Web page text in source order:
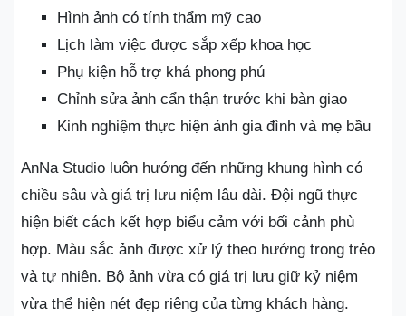
Hình ảnh có tính thẩm mỹ cao
Lịch làm việc được sắp xếp khoa học
Phụ kiện hỗ trợ khá phong phú
Chỉnh sửa ảnh cẩn thận trước khi bàn giao
Kinh nghiệm thực hiện ảnh gia đình và mẹ bầu
AnNa Studio luôn hướng đến những khung hình có
chiều sâu và giá trị lưu niệm lâu dài. Đội ngũ thực
hiện biết cách kết hợp biểu cảm với bối cảnh phù
hợp. Màu sắc ảnh được xử lý theo hướng trong trẻo
và tự nhiên. Bộ ảnh vừa có giá trị lưu giữ kỷ niệm
vừa thể hiện nét đẹp riêng của từng khách hàng.